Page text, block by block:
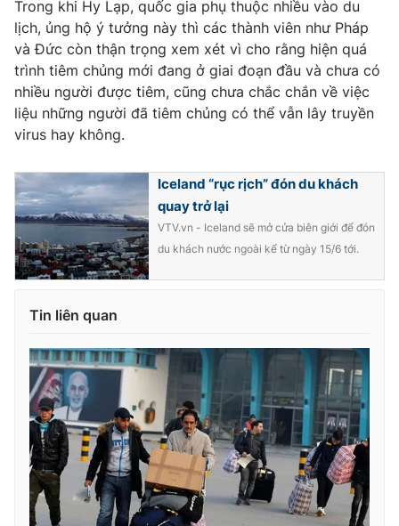
Thị trường
Tư vấn
Lịch phát sóng
Chuyên mục khác
Emagazine Podcast
Video Shorts video
VTV Money VTV Thể thao
VTV Sức khoẻ
Thị trường 24h Tấm lòng Việt
VTV4 Vươn mình bằng AI
VTV9 VTV8
Liên hệ tòa soạn English
Trong khi Hy Lạp, quốc gia phụ thuộc nhiều vào du
lịch, ủng hộ ý tưởng này thì các thành viên như Pháp
và Đức còn thận trọng xem xét vì cho rằng hiện quá
trình tiêm chủng mới đang ở giai đoạn đầu và chưa có
nhiều người được tiêm, cũng chưa chắc chắn về việc
liệu những người đã tiêm chủng có thể vẫn lây truyền
virus hay không.
Iceland “rục rịch” đón du khách
quay trở lại
VTV.vn - Iceland sẽ mở cửa biên giới để đón
du khách nước ngoài kể từ ngày 15/6 tới.
Tin liên quan